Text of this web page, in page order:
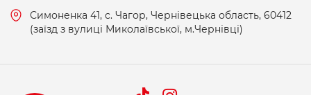
Симоненка 41, c. Чагор, Чернівецька область, 60412
(заїзд з вулиці Миколаївської, м.Чернівці)